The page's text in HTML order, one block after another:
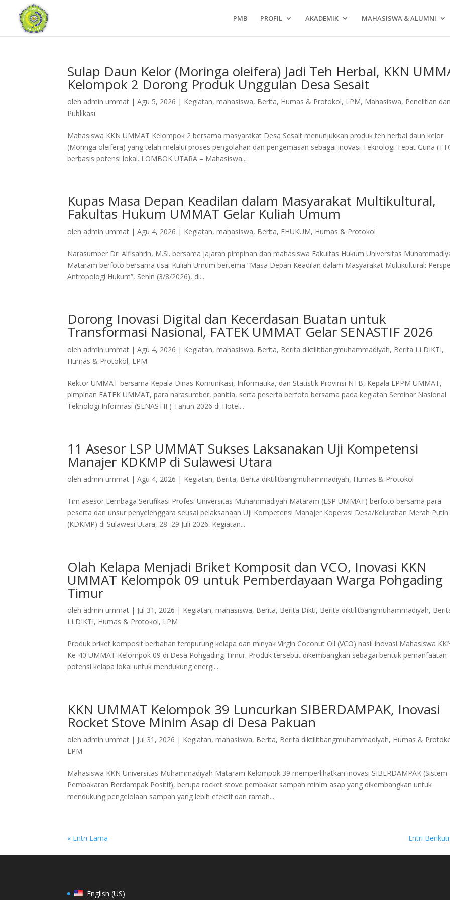
PMB PROFIL AKADEMIK MAHASISWA & ALUMNI
Sulap Daun Kelor (Moringa oleifera) Jadi Teh Herbal, KKN
Kelompok 2 Dorong Produk Unggulan Desa Sesait
oleh admin ummat |Agu 5, 2026 | Kegiatan,mahasiswa, Berita, Humas & Protokol, LPM, Mahasiswa, Penelitian
Publikasi
Mahasiswa KKN UMMAT Kelompok 2 bersama masyarakat Desa Sesait menunjukkan produk teh herbal daun kelor
(Moringa oleifera) yang telah melalui proses pengolahan dan pengemasan sebagai inovasi Teknologi Tepat Guna
berbasis potensi lokal. LOMBOK UTARA – Mahasiswa...
Kupas Masa Depan Keadilan dalam Masyarakat Multikultural,
Fakultas Hukum UMMAT Gelar Kuliah Umum
oleh admin ummat |Agu 4, 2026 | Kegiatan,mahasiswa, Berita, FHUKUM, Humas & Protokol
Narasumber Dr. Alfisahrin, M.Si. bersama jajaran pimpinan dan mahasiswa Fakultas Hukum Universitas
Mataram berfoto bersama usai Kuliah Umum bertema “Masa Depan Keadilan dalam Masyarakat Multikultural:
Antropologi Hukum”, Senin (3/8/2026), di...
Dorong Inovasi Digital dan Kecerdasan Buatan untuk
Transformasi Nasional, FATEK UMMAT Gelar SENASTIF 2026
oleh admin ummat |Agu 4, 2026 | Kegiatan,mahasiswa, Berita, Berita diktilitbangmuhammadiyah, Berita LLDIKTI,
Humas & Protokol, LPM
Rektor UMMAT bersama Kepala Dinas Komunikasi, Informatika, dan Statistik Provinsi NTB, Kepala LPPM UMMAT,
pimpinan FATEK UMMAT, para narasumber, panitia, serta peserta berfoto bersama pada kegiatan Seminar Nasional
Teknologi Informasi (SENASTIF) Tahun 2026 di Hotel...
11 Asesor LSP UMMAT Sukses Laksanakan Uji Kompetensi
Manajer KDKMP di Sulawesi Utara
oleh admin ummat |Agu 4, 2026 | Kegiatan, Berita, Berita diktilitbangmuhammadiyah, Humas & Protokol
Tim asesor Lembaga Sertifikasi Profesi Universitas Muhammadiyah Mataram (LSP UMMAT) berfoto bersama para
peserta dan unsur penyelenggara seusai pelaksanaan Uji Kompetensi Manajer Koperasi Desa/Kelurahan Merah Putih
(KDKMP) di Sulawesi Utara, 28–29 Juli 2026. Kegiatan...
Olah Kelapa Menjadi Briket Komposit dan VCO, Inovasi KKN
UMMAT Kelompok 09 untuk Pemberdayaan Warga Pohgading
Timur
oleh admin ummat | Jul 31, 2026 | Kegiatan,mahasiswa, Berita, Berita Dikti, Berita diktilitbangmuhammadiyah,
LLDIKTI, Humas & Protokol, LPM
Produk briket komposit berbahan tempurung kelapa dan minyak Virgin Coconut Oil (VCO) hasil inovasi Mahasiswa
Ke-40 UMMAT Kelompok 09 di Desa Pohgading Timur. Produk tersebut dikembangkan sebagai bentuk pemanfaatan
potensi kelapa lokal untuk mendukung energi...
KKN UMMAT Kelompok 39 Luncurkan SIBERDAMPAK, Inovasi
Rocket Stove Minim Asap di Desa Pakuan
oleh admin ummat | Jul 31, 2026 | Kegiatan,mahasiswa, Berita, Berita diktilitbangmuhammadiyah, Humas &
LPM
Mahasiswa KKN Universitas Muhammadiyah Mataram Kelompok 39 memperlihatkan inovasi SIBERDAMPAK (Sistem
Pembakaran Berdampak Positif), berupa rocket stove pembakar sampah minim asap yang dikembangkan untuk
mendukung pengelolaan sampah yang lebih efektif dan ramah...
« Entri Lama Entri
English (US)